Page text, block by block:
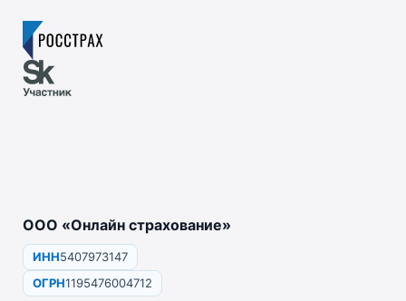
ООО «Онлайн страхование»
ИНН5407973147
ОГРН1195476004712